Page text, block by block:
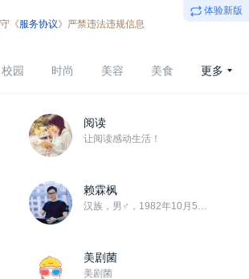
《服务协议》严禁违法违规信息
体验新版
校园 时尚 美容 美食 更多
阅读
让阅读感动生活！
赖霖枫
汉族，男♂，1982年10月5日周二生，天秤座♎，AB血型， 广东梅州人，出生于兴宁市刁坊镇， 现任...
美剧菌
美剧菌